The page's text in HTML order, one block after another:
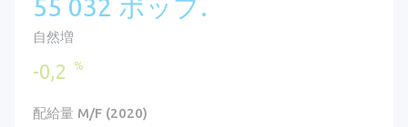
55 032 ポップ.
自然増
-0,2 %
配給量 M/F (2020)